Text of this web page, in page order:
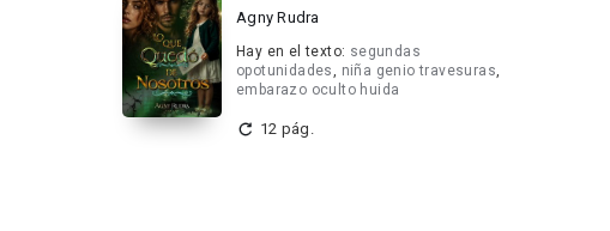
Agny Rudra
Hay en el texto: segundas
opotunidades, niña genio travesuras,
embarazo oculto huida
12 pág.